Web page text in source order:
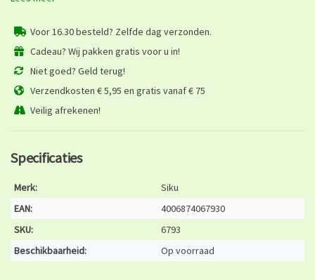
Voor 16.30 besteld? Zelfde dag verzonden.
Cadeau? Wij pakken gratis voor u in!
Niet goed? Geld terug!
Verzendkosten € 5,95 en gratis vanaf € 75
Veilig afrekenen!
Specificaties
Merk:
Siku
EAN:
4006874067930
SKU:
6793
Beschikbaarheid:
Op voorraad